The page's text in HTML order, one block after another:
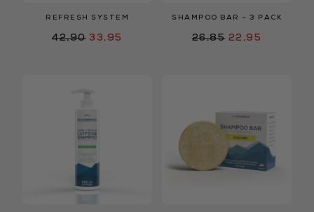
REFRESH SYSTEM
42,90 33,95
SHAMPOO BAR – 3 PACK
26,85 22,95